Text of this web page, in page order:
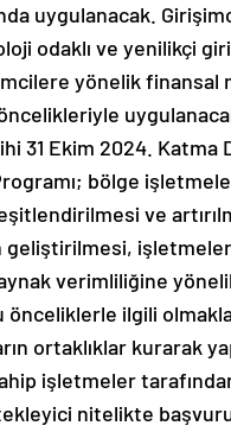
uygulanacak.
odaklı ve yenilikçi
yönelik
31 Ekim 2024.
bölge
ve
verimliliğine
önceliklerle ilgili
ortaklıklar kurarak
işletmeler
nitelikte